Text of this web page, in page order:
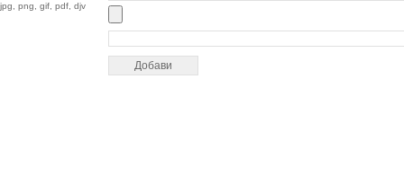
jpg, png, gif, pdf, djv